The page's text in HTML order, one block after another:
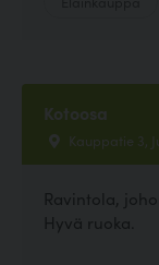
Kotoosa
Kauppatie 3,
Ravintola,
Hyvä ruoka.